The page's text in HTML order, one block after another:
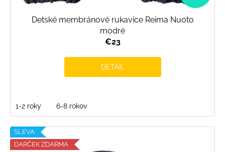
Detské membránové rukavice Reima Nuoto
modré
€23
DETAIL
1-2 roky 6-8 rokov
SLEVA
DARČEK ZDARMA